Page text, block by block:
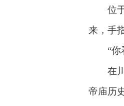
位于
来，手
“你看
在川
帝庙历